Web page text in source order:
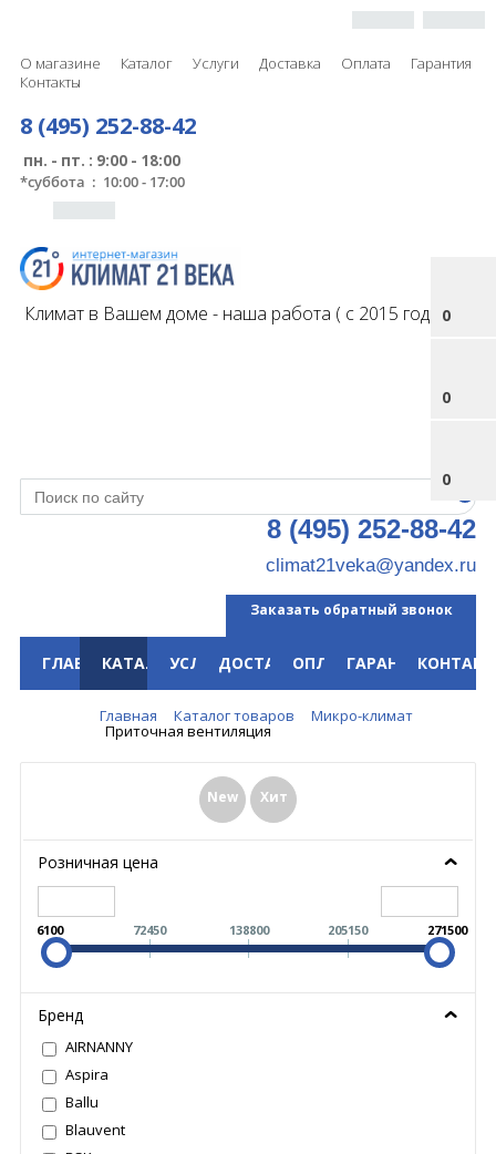
О магазине Каталог Услуги Доставка Оплата
Гарантия
Контакты
0
0
0
8 (495) 252-88-42
пн. - пт. : 9:00 - 18:00
*суббота : 10:00 - 17:00
Климат в Вашем доме - наша работа ( с 2015 года )
8 (495) 252-88-42
climat21veka@yandex.ru
Заказать обратный звонок
ГЛАВНАЯКАТАЛОГУСЛУГИДОСТАВКАОПЛАТАГАРАНТИЯ
Главная Каталог товаров Микро-климат
Приточная вентиляция
New Хит
Розничная цена
6100 72450 138800 205150 271500
Бренд
AIRNANNY
Aspira
Ballu
Blauvent